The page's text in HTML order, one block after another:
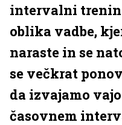
intervalni
oblika vadbe,
naraste in se
se večkrat
da izvajamo
časovnem